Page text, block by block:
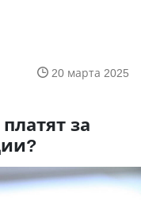
20 марта 2025
за